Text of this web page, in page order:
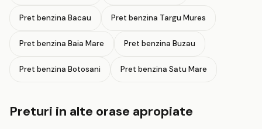
Pret benzina Bacau Pret benzina Targu Mures
Pret benzina Baia Mare Pret benzina Buzau
Pret benzina Botosani Pret benzina Satu Mare
Preturi in alte orase apropiate